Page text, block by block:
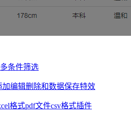
多条件筛选
加编辑删除和数据保存特效
格式pdf文件csv格式插件